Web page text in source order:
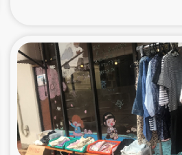
ヤ小規模紅茶農家支援
ベシ郡でのコーヒー畑改善事業
女性の生計向上支援